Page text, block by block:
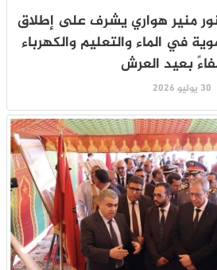
منير هواري يشرف على إطلاق
في الماء والتعليم والكهرباء
بعيد العرش
30 يوليو 2026